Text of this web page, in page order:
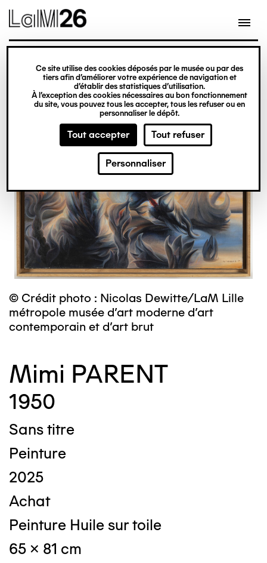
Gestion des cookies
Ce site utilise des cookies déposés par le musée ou par des
tiers afin d’améliorer votre expérience de navigation et
d’établir des statistiques d’utilisation.
À l’exception des cookies nécessaires au bon fonctionnement
du site, vous pouvez tous les accepter, tous les refuser ou en
personnaliser le dépôt.
Tout accepter Tout refuser
Personnaliser
contenu
© Crédit photo : Nicolas Dewitte/LaM Lille
métropole musée d’art moderne d’art
contemporain et d’art brut
Mimi PARENT
1950
Sans titre
Peinture
2025
Achat
Peinture Huile sur toile
65 x 81 cm